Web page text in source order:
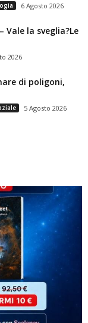
6 Agosto 2026
Vale la sveglia?Le
2026
di poligoni,
5 Agosto 2026